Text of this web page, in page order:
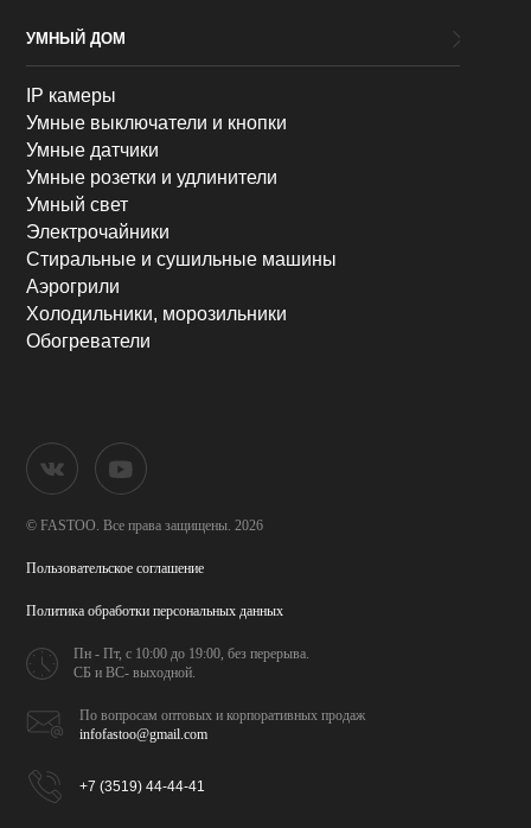
УМНЫЙ ДОМ
IP камеры
Умные выключатели и кнопки
Умные датчики
Умные розетки и удлинители
Умный свет
Электрочайники
Стиральные и сушильные машины
Аэрогрили
Холодильники, морозильники
Обогреватели
© FASTOO. Все права защищены. 2026
Пользовательское соглашение
Политика обработкиперсональных данных
Пн - Пт, с 10:00 до 19:00,без перерыва.
СБ и ВС- выходной.
По вопросам оптовых икорпоративных продаж
infofastoo@gmail.com
+7 (3519) 44-44-41